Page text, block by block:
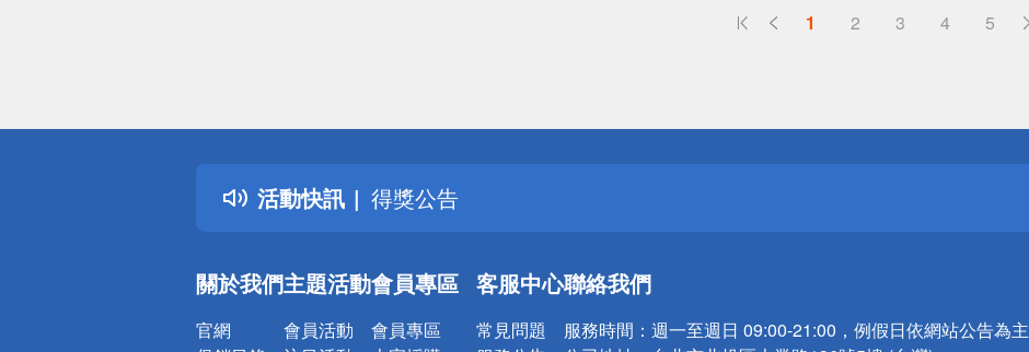
1 2 3 4 5
活動快訊
詐騙網頁！請小心！
得獎公告
熱門話題
銀行優惠
詐騙網頁！請小心！
關於我們
官網
主題活動
會員活動
會員專區
會員專區
客服中心
常見問題
聯絡我們
服務時間： 週一至週日 09:00-21:00，例假日依網站公告為主